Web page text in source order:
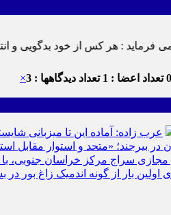
خود را اصلاح کرده و هر کس خودستایی نماید٬ پس به تحقیق خویش را تباه نموده است.
تعداد اعضا : 1 تعداد دیدگاهها : 3 ×
عرب زاده: آماده این تا میزبانی
سراج مرکز خراسان جنوبی، با
اولین بار از گونه اندمیک زاغ بور